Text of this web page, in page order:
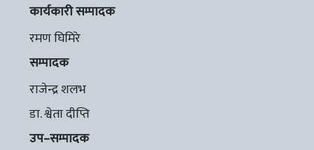
कार्यकारी सम्पादक
रमण घिमिरे
सम्पादक
राजेन्द्र शलभ
डा. श्वेता दीप्ति
उप–सम्पादक